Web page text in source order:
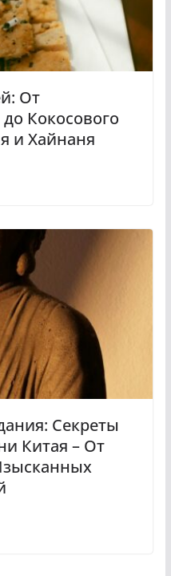
От
Кокосового
и Хайнаня
Секреты
Китая – От